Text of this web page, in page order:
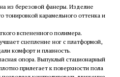
из березовой фанеры. Изделие
тонировкой карамельного оттенка и
вспененного полимера.
сцепление ног с платформой,
комфорт и плавность.
опора. Выпуклый стационарный
прилегает к поверхности пола